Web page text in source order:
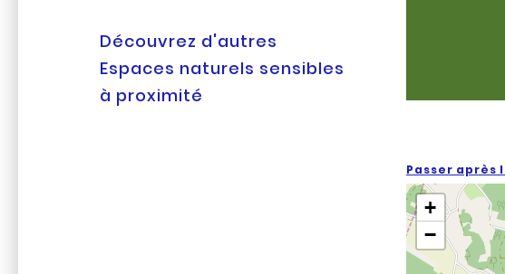
Découvrez d'autres
Espaces naturels sensibles
à proximité
Passer après
+
−